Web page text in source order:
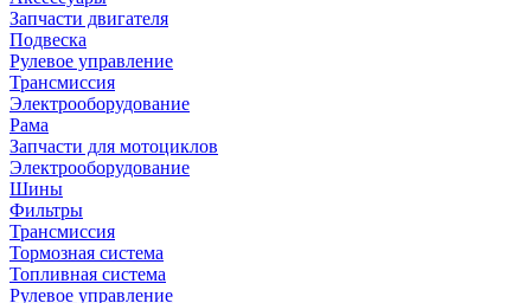
Запчасти двигателя
Подвеска
Рулевое управление
Трансмиссия
Электрооборудование
Рама
Запчасти для мотоциклов
Электрооборудование
Шины
Фильтры
Трансмиссия
Тормозная система
Топливная система
Рулевое управление